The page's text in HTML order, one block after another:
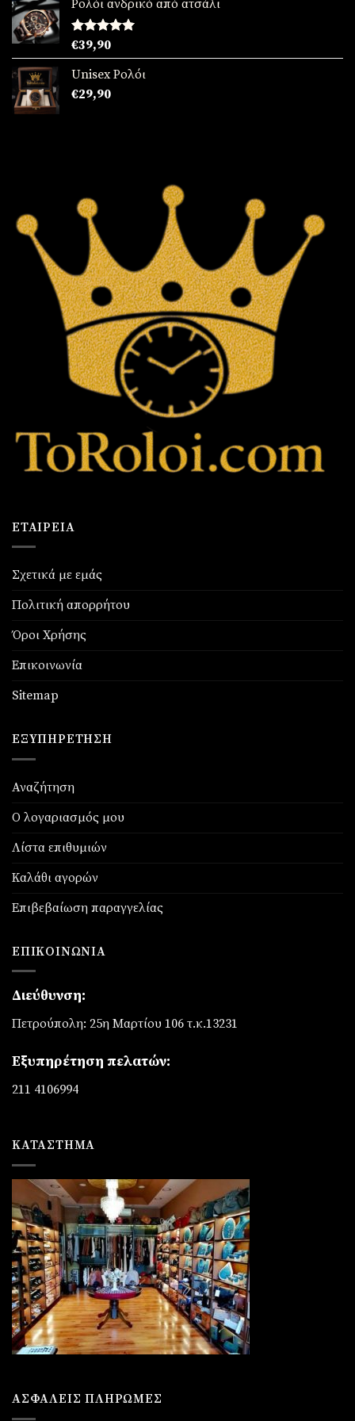
Ρολόι ανδρικό από ατσάλι
Βαθμολογήθηκε
με5.00
από 5
€39,90
Unisex Ρολόι
€29,90
ΕΤΑΙΡΕΊΑ
Σχετικά με εμάς
Πολιτική απορρήτου
Όροι Χρήσης
Επικοινωνία
Sitemap
ΕΞΥΠΗΡΈΤΗΣΗ
Αναζήτηση
Ο λογαριασμός μου
Λίστα επιθυμιών
Καλάθι αγορών
Επιβεβαίωση παραγγελίας
ΕΠΙΚΟΙΝΩΝΊΑ
Διεύθυνση:
Πετρούπολη: 25η Μαρτίου 106 τ.κ.13231
Εξυπηρέτηση πελατών:
211 4106994
ΚΑΤΆΣΤΗΜΑ
ΑΣΦΑΛΕΙΣ ΠΛΗΡΩΜΕΣ